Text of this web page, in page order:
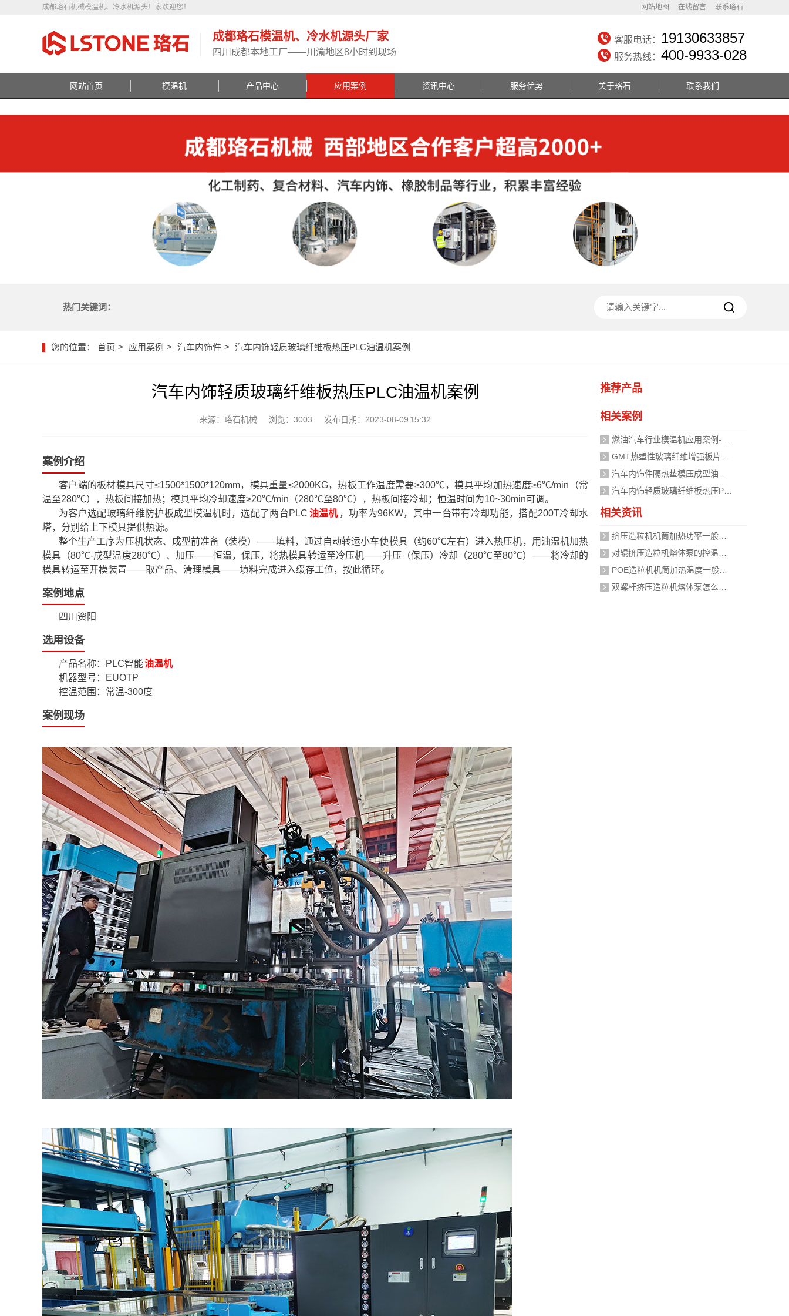
网站地图 在线留言 联系珞石
成都珞石机械模温机、冷水机源头厂家欢迎您！
客服电话： 19130633857
服务热线： 400-9933-028
成都珞石模温机、冷水机源头厂家
四川成都本地工厂——川渝地区8小时到现场
网站首页 模温机 产品中心 应用案例 资讯中心 服务优势 关于珞石 联系我们
热门关键词：
您的位置： 首页 应用案例 汽车内饰件 汽车内饰轻质玻璃纤维板热压PLC油温机案例
汽车内饰轻质玻璃纤维板热压PLC油温机案例
来源：珞石机械 浏览：3003 发布日期：2023-08-09 15:32
案例介绍
客户端的板材模具尺寸≤1500*1500*120mm，模具重量≤2000KG，热板工作温度需要≥300℃，模具平均加热速度≥6℃/min（常
温至280℃），热板间接加热；模具平均冷却速度≥20℃/min（280℃至80℃），热板间接冷却；恒温时间为10~30min可调。
为客户选配玻璃纤维防护板成型模温机时，选配了两台PLC 油温机 ，功率为96KW，其中一台带有冷却功能，搭配200T冷却水
塔，分别给上下模具提供热源。
整个生产工序为压机状态、成型前准备（装模）——填料，通过自动转运小车使模具（约60℃左右）进入热压机，用油温机加热
模具（80℃-成型温度280℃）、加压——恒温，保压，将热模具转运至冷压机——升压（保压）冷却（280℃至80℃）——将冷却的
模具转运至开模装置——取产品、清理模具——填料完成进入缓存工位，按此循环。
案例地点
四川资阳
选用设备
产品名称：PLC智能油温机
机器型号：EUOTP
控温范围：常温-300度
案例现场
推荐产品
相关案例
相关资讯